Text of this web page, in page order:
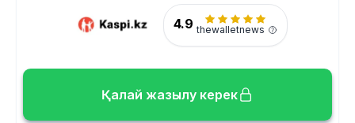
4.9 thewalletnews
Қалай жазылу керек